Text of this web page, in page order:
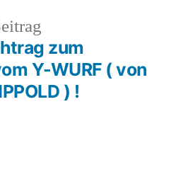
Beitrag:
zum
Y-WURF ( von
) !